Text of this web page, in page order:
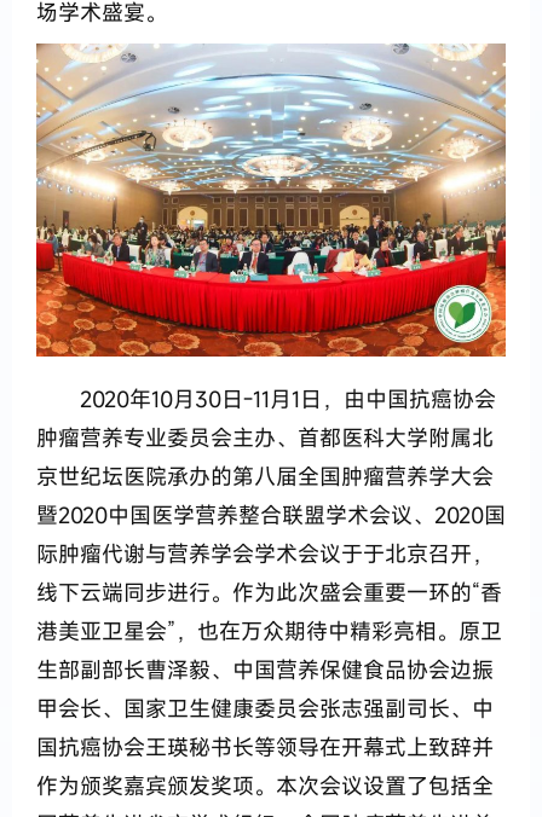
场学术盛宴。
2020年10月30日-11月1日，由中国抗癌协会
肿瘤营养专业委员会主办、首都医科大学附属北
京世纪坛医院承办的第八届全国肿瘤营养学大会
暨2020中国医学营养整合联盟学术会议、2020国
际肿瘤代谢与营养学会学术会议于于北京召开，
线下云端同步进行。作为此次盛会重要一环的“香
港美亚卫星会”，也在万众期待中精彩亮相。原卫
生部副部长曹泽毅、中国营养保健食品协会边振
甲会长、国家卫生健康委员会张志强副司长、中
国抗癌协会王瑛秘书长等领导在开幕式上致辞并
作为颁奖嘉宾颁发奖项。本次会议设置了包括全